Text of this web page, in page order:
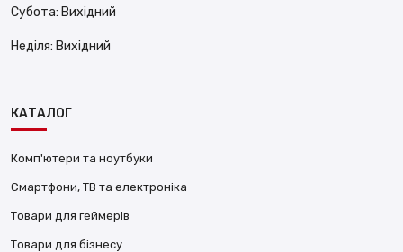
КАТАЛОГ
Комп'ютери та ноутбуки
Смартфони, ТВ та електроніка
Товари для геймерів
Товари для бізнесу
Субота: Вихідний
Неділя: Вихідний